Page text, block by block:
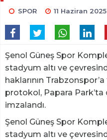
SPOR 11 Haziran
Şenol Güneş Spor
stadyum altı ve
haklarının
protokol, Papara
imzalandı.
Şenol Güneş Spor
stadyum altı ve